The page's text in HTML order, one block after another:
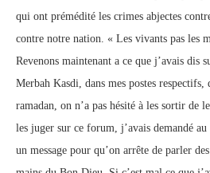
qui ont prémédité les crimes abjectes
contre notre nation. « Les vivants pas les
Revenons maintenant a ce que j’avais dis
Merbah Kasdi, dans mes postes
ramadan, on n’a pas hésité à les sortir de
les juger sur ce forum, j’avais demandé
un message pour qu’on arrête de parler